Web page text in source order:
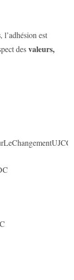
, l’adhésion est
desvaleurs,